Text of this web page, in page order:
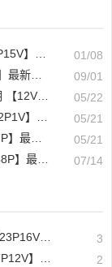
01/08
09/01
05/22
05/21
05/21
07/14
2025.1.23 3
2